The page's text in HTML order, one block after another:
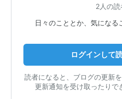
2人の読
日々のこととか、気になる
ログインして
読者になると、ブログの更新
更新通知を受け取ったりで